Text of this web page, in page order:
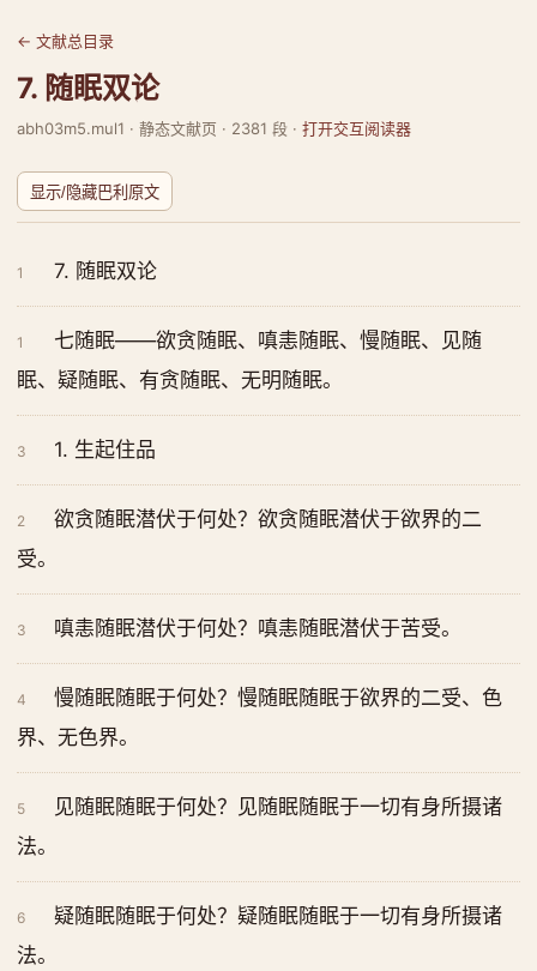
← 文献总目录
7. 随眠双论
abh03m5.mul1 · 静态文献页 · 2381 段 · 打开交互阅读器
显示/隐藏巴利原文
1 7. 随眠双论
1
七随眠——欲贪随眠、嗔恚随眠、慢随眠、见随
眠、疑随眠、有贪随眠、无明随眠。
3 1. 生起住品
2
欲贪随眠潜伏于何处？欲贪随眠潜伏于欲界的二
受。
3 嗔恚随眠潜伏于何处？嗔恚随眠潜伏于苦受。
4
慢随眠随眠于何处？慢随眠随眠于欲界的二受、色
界、无色界。
5
见随眠随眠于何处？见随眠随眠于一切有身所摄诸
法。
6
疑随眠随眠于何处？疑随眠随眠于一切有身所摄诸
法。